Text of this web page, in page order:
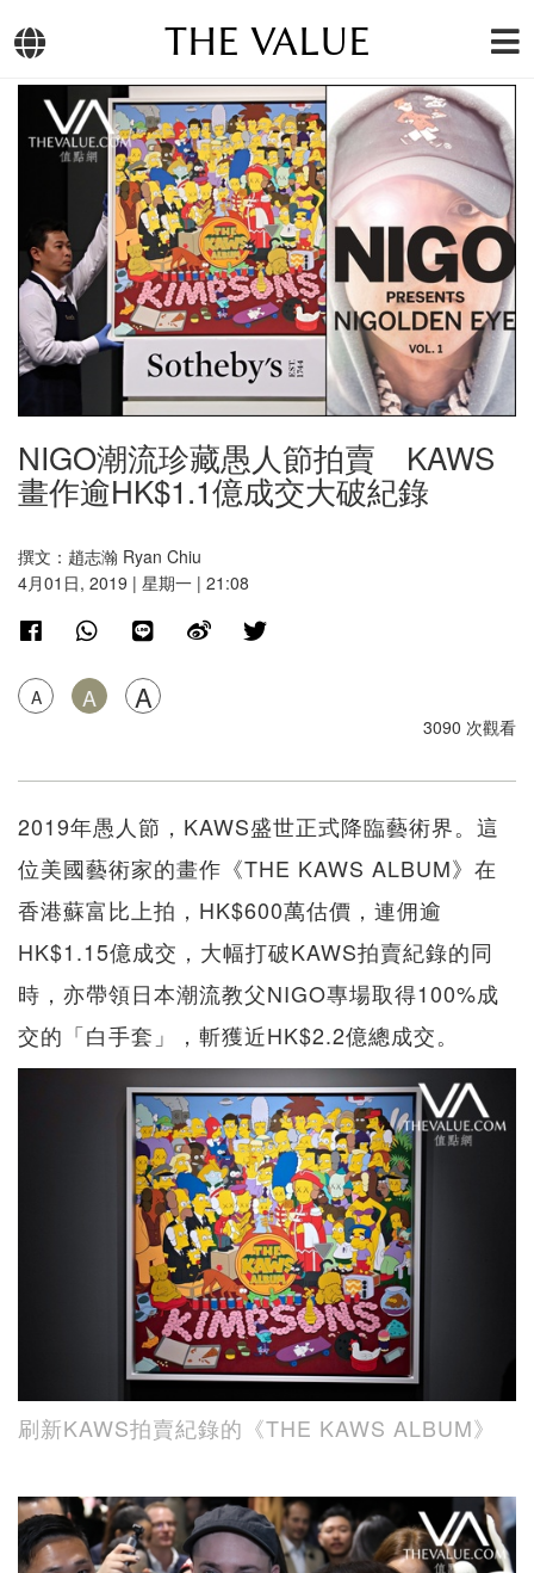
THE VALUE
NIGO潮流珍藏愚人節拍賣 KAWS
畫作逾HK$1.1億成交大破紀錄
撰文：趙志瀚 Ryan Chiu
4月01日, 2019 | 星期一 | 21:08
A A A
3090 次觀看
2019年愚人節，KAWS盛世正式降臨藝術界。這
位美國藝術家的畫作《THE KAWS ALBUM》在
香港蘇富比上拍，HK$600萬估價，連佣逾
HK$1.15億成交，大幅打破KAWS拍賣紀錄的同
時，亦帶領日本潮流教父NIGO專場取得100%成
交的「白手套」，斬獲近HK$2.2億總成交。
刷新KAWS拍賣紀錄的《THE KAWS ALBUM》